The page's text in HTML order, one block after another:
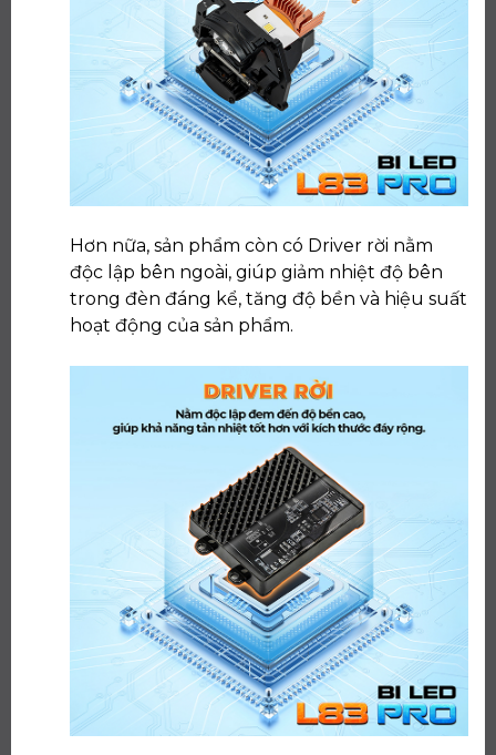
Hơn nữa, sản phẩm còn có Driver rời nằm
độc lập bên ngoài, giúp giảm nhiệt độ bên
trong đèn đáng kể, tăng độ bền và hiệu suất
hoạt động của sản phẩm.